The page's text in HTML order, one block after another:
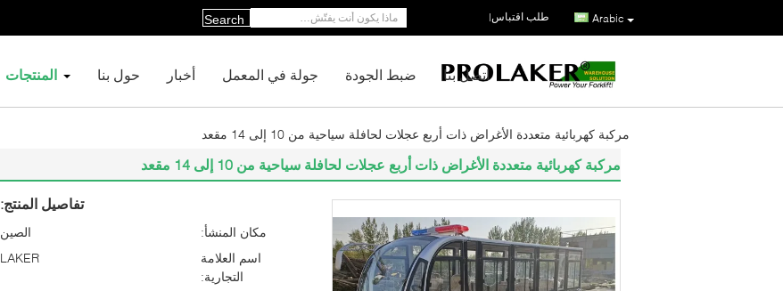
Arabic طلب اقتباس|
Search
المنتجات حول بنا أخبار جولة في المعمل ضبط الجودة اتصل بنا
مركبة كهربائية متعددة الأغراض ذات أربع عجلات لحافلة سياحية من 10 إلى 14 مقعد
مركبة كهربائية متعددة الأغراض ذات أربع عجلات لحافلة سياحية من 10 إلى 14 مقعد
تفاصيل المنتج:
مكان المنشأ:
الصين
اسم العلامة
التجارية:
LAKER